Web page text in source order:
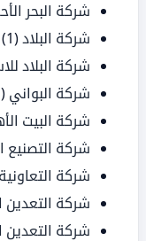
شركة البحر
شركة البلاد(1)
شركة البلاد
شركة البواني (1)
شركة البيت
شركة التصنيع
شركة
شركة التعدين
شركة التعدين